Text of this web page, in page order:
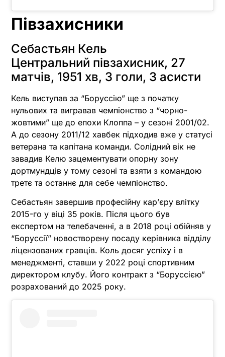
Півзахисники
Себастьян Кель
Центральний півзахисник, 27
матчів, 1951 хв, 3 голи, 3 асисти
Кель виступав за “Боруссію” ще з початку
нульових та вигравав чемпіонство з “чорно-
жовтими” ще до епохи Клоппа – у сезоні 2001/02.
А до сезону 2011/12 хавбек підходив вже у статусі
ветерана та капітана команди. Солідний вік не
завадив Келю зацементувати опорну зону
дортмундців у тому сезоні та взяти з командою
третє та останнє для себе чемпіонство.
Себастьян завершив професійну кар’єру влітку
2015-го у віці 35 років. Після цього був
експертом на телебаченні, а в 2018 році обійняв у
“Боруссії” новостворену посаду керівника відділу
ліцензованих гравців. Коль досяг успіху і в
менеджменті, ставши у 2022 році спортивним
директором клубу. Його контракт з “Боруссією”
розрахований до 2025 року.